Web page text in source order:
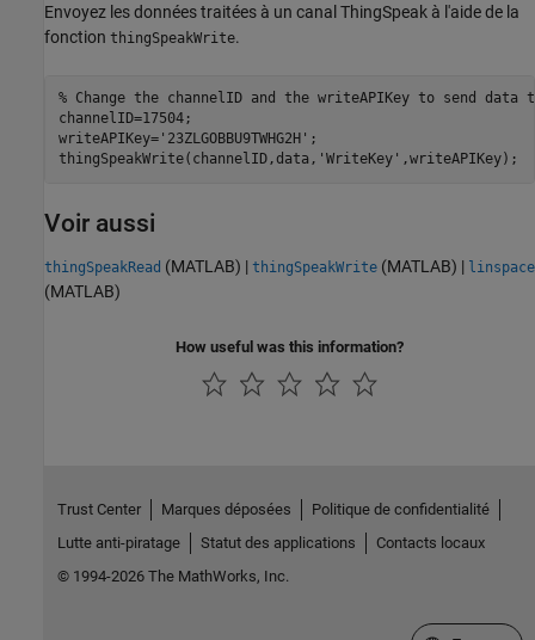
Envoyez les données traitées à un canal ThingSpeak à l'aide de la
fonction thingSpeakWrite.
% Change the channelID and the writeAPIKey to send data
channelID=17504;
writeAPIKey='23ZLGOBBU9TWHG2H' ;
thingSpeakWrite(channelID,data, 'WriteKey' ,writeAPIKey);
Voir aussi
thingSpeakRead (MATLAB) | thingSpeakWrite (MATLAB) | linspace
(MATLAB)
How useful was this information?
Trust Center Marques déposées
Politique de confidentialité
Lutte anti-piratage
Statut des applications
Contacts locaux
© 1994-2026 The MathWorks, Inc.